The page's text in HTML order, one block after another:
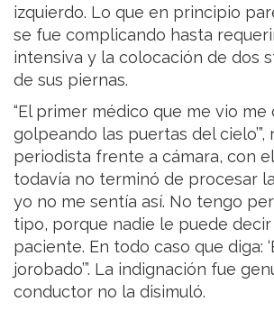
izquierdo. Lo que en principio
se fue complicando hasta
intensiva y la colocación de dos
de sus piernas.
“El primer médico que me vio me
golpeando las puertas del cielo’”,
periodista frente a cámara, con
todavía no terminó de procesar
yo no me sentía así. No tengo
tipo, porque nadie le puede decir
paciente. En todo caso que diga:
jorobado’”. La indignación fue
conductor no la disimuló.